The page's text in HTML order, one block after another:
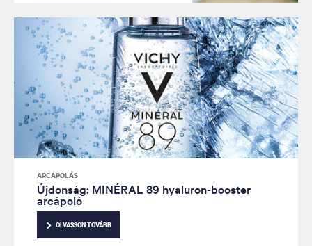
ARCÁPOLÁS
Újdonság: MINÉRAL 89 hyaluron-booster
arcápoló
OLVASSON TOVÁBB